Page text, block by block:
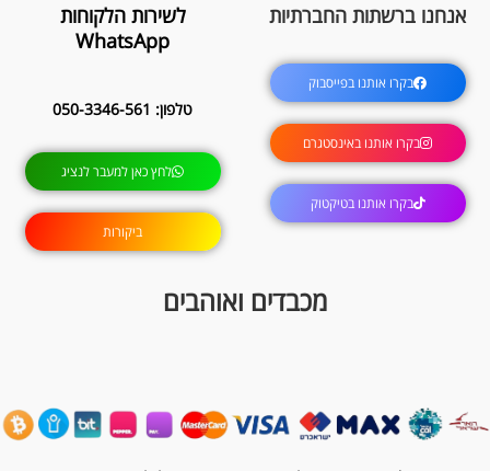
אנחנו ברשתות החברתיות
בקרו אותנו בפייסבוק
בקרו אותנו באינסטגרם
בקרו אותנו בטיקטוק
לשירות הלקוחות
WhatsApp
טלפון: 050-3346-561
לחץ כאן למעבר לנציג
ביקורות
מכבדים ואוהבים